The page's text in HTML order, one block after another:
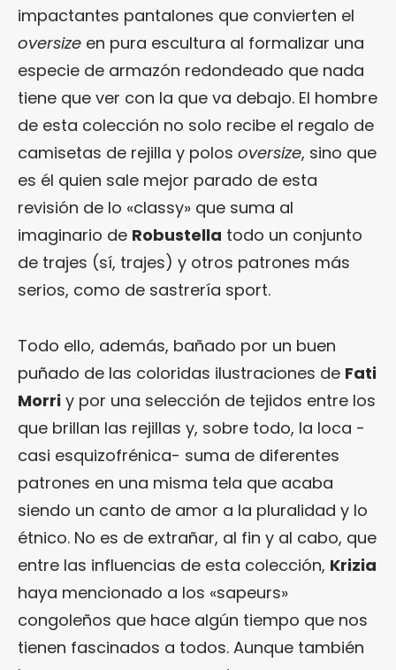
impactantes pantalones que convierten el
oversize en pura escultura al formalizar una
especie de armazón redondeado que nada
tiene que ver con la que va debajo. El hombre
de esta colección no solo recibe el regalo de
camisetas de rejilla y polos oversize, sino que
es él quien sale mejor parado de esta
revisión de lo «classy» que suma al
imaginario de Robustella todo un conjunto
de trajes (sí, trajes) y otros patrones más
serios, como de sastrería sport.
Todo ello, además, bañado por un buen
puñado de las coloridas ilustraciones de Fati
Morri y por una selección de tejidos entre los
que brillan las rejillas y, sobre todo, la loca -
casi esquizofrénica- suma de diferentes
patrones en una misma tela que acaba
siendo un canto de amor a la pluralidad y lo
étnico. No es de extrañar, al fin y al cabo, que
entre las influencias de esta colección, Krizia
haya mencionado a los «sapeurs»
congoleños que hace algún tiempo que nos
tienen fascinados a todos. Aunque también